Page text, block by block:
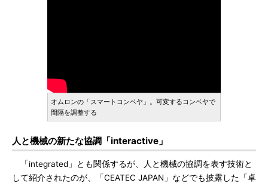
オムロンの「スマートコンベヤ」。可変するコンベヤで
間隔を調整する
人と機械の新たな協調「interactive」
「integrated」とも関係するが、人と機械の協調を表す技術と
して紹介されたのが、「CEATEC JAPAN」などでも披露した「卓